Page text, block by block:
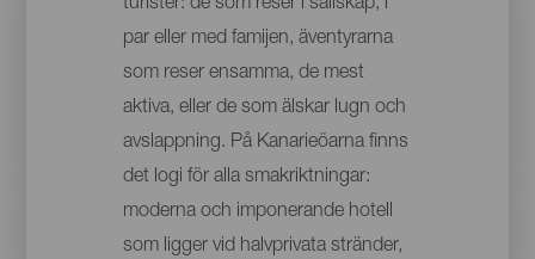
turister: de som reser i sällskap, i
par eller med famijen, äventyrarna
som reser ensamma, de mest
aktiva, eller de som älskar lugn och
avslappning. På Kanarieöarna finns
det logi för alla smakriktningar:
moderna och imponerande hotell
som ligger vid halvprivata stränder,